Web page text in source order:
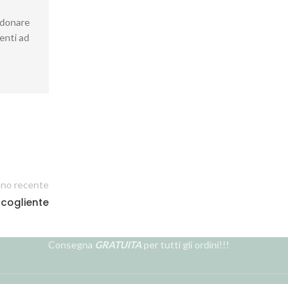
ad
recente
Consegna GRATUITA per tutti gli ordini!!!